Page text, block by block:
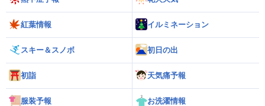
紅葉情報 イルミネーション
スキー＆スノボ 初日の出
初詣 天気痛予報
服装予報 お洗濯情報